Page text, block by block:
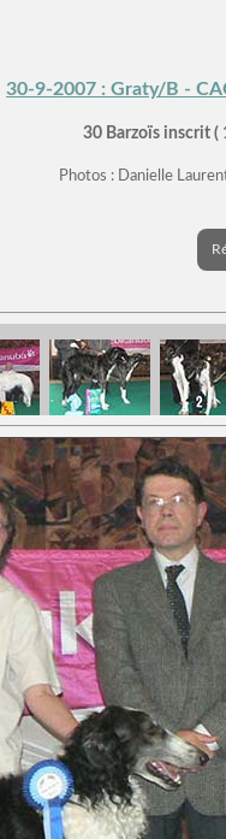
30-9-2007 : Graty/B -
30 Barzoïs inscrit (
Photos : Danielle